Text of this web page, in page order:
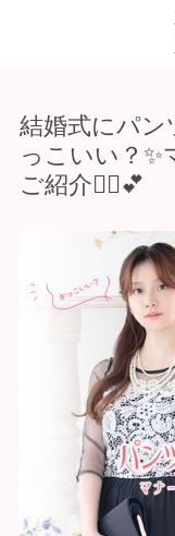
結婚式にパン
っこいい？
ご紹介💁‍♀️💕